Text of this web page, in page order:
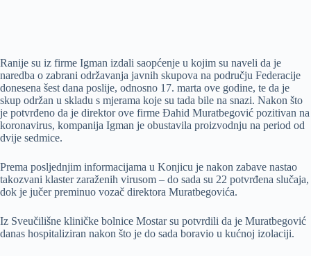
Ranije su iz firme Igman izdali saopćenje u kojim su naveli da je
naredba o zabrani održavanja javnih skupova na području Federacije
donesena šest dana poslije, odnosno 17. marta ove godine, te da je
skup održan u skladu s mjerama koje su tada bile na snazi. Nakon što
je potvrđeno da je direktor ove firme Đahid Muratbegović pozitivan na
koronavirus, kompanija Igman je obustavila proizvodnju na period od
dvije sedmice.
Prema posljednjim informacijama u Konjicu je nakon zabave nastao
takozvani klaster zaraženih virusom – do sada su 22 potvrđena slučaja,
dok je jučer preminuo vozač direktora Muratbegovića.
Iz Sveučilišne kliničke bolnice Mostar su potvrdili da je Muratbegović
danas hospitaliziran nakon što je do sada boravio u kućnoj izolaciji.